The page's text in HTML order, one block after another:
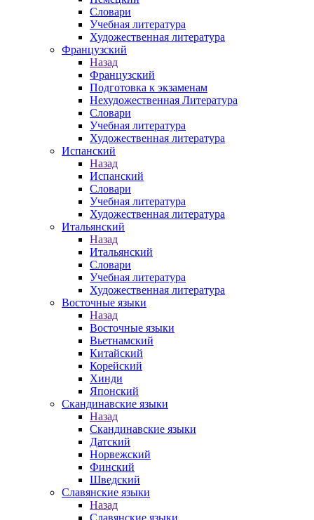
Словари
Учебная литература
Художественная литература
Французский
Назад
Французский
Подготовка к экзаменам
Нехудожественная Литература
Словари
Учебная литература
Художественная литература
Испанский
Назад
Испанский
Словари
Учебная литература
Художественная литература
Итальянский
Назад
Итальянский
Словари
Учебная литература
Художественная литература
Восточные языки
Назад
Восточные языки
Вьетнамский
Китайский
Корейский
Хинди
Японский
Скандинавские языки
Назад
Скандинавские языки
Датский
Норвежский
Финский
Шведский
Славянские языки
Назад
Славянские языки